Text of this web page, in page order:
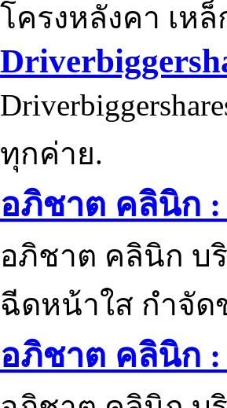
โครงหลังคา เห
ทุกค่าย.
อภิชาต คลินิก :
อภิชาต คลินิก บ
ฉีดหน้าใส กำจัด
อภิชาต คลินิก :